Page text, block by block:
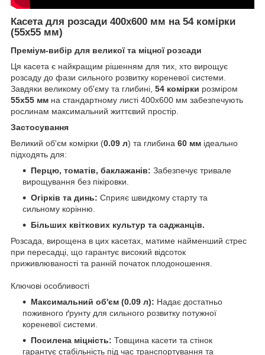
Касета для розсади 400x600 мм на 54 комірки
(55x55 мм)
Преміум-вибір для великої та міцної розсади
Ця касета є найкращим рішенням для тих, хто вирощує
розсаду до фази сильного розвитку кореневої системи.
Завдяки великому об'єму та глибині, 54 комірки розміром
55x55 мм на стандартному листі 400x600 мм забезпечують
рослинам максимальний життєвий простір.
Застосування
Великий об'єм комірки (0.09 л) та глибина 60 мм ідеально
підходять для:
Перцю, томатів, баклажанів: Забезпечує тривале
вирощування без пікіровки.
Огірків та динь: Сприяє швидкому старту та
сильному корінню.
Більших квіткових культур та саджанців.
Розсада, вирощена в цих касетах, матиме найменший стрес
при пересадці, що гарантує високий відсоток
приживлюваності та ранній початок плодоношення.
Ключові особливості
Максимальний об'єм (0.09 л): Надає достатньо
поживного ґрунту для сильного розвитку потужної
кореневої системи.
Посилена міцність: Товщина касети та стінок
гарантує стабільність під час транспортування та